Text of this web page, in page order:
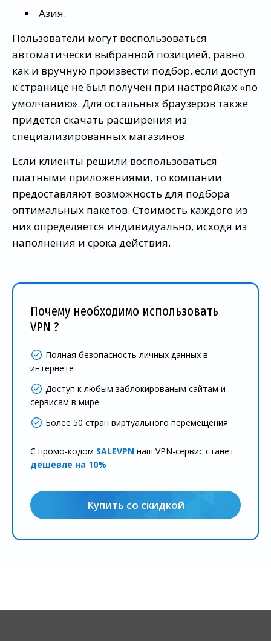
Азия.
Пользователи могут воспользоваться
автоматически выбранной позицией, равно
как и вручную произвести подбор, если доступ
к странице не был получен при настройках «по
умолчанию». Для остальных браузеров также
придется скачать расширения из
специализированных магазинов.
Если клиенты решили воспользоваться
платными приложениями, то компании
предоставляют возможность для подбора
оптимальных пакетов. Стоимость каждого из
них определяется индивидуально, исходя из
наполнения и срока действия.
Почему необходимо использовать
VPN ?
Полная безопасность личных данных в
интернете
Доступ к любым заблокированым сайтам и
сервисам в мире
Более 50 стран виртуального перемещения
С промо-кодом SALEVPN наш VPN-сервис станет
дешевле на 10%
Купить со скидкой